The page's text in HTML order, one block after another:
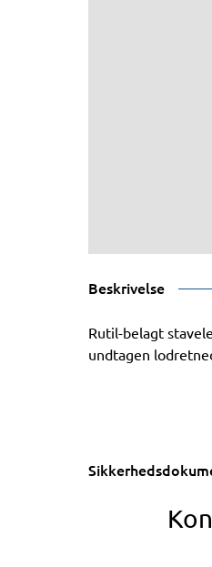
Beskrivelse
Rutil-belagt
undtagen